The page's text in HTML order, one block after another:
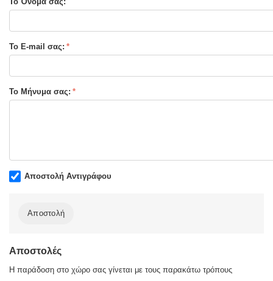
Σελίδες :
Το E-mail σας:
Το Μήνυμα σας:
Αποστολή Αντιγράφου
Αποστολή
Αποστολές
Η παράδοση στο χώρο σας γίνεται με τους παρακάτω τρόπους